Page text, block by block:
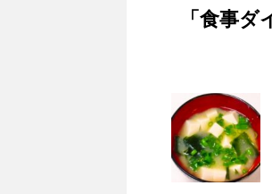
「食事